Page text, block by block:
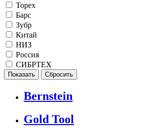
Topex
Барс
Зубр
Китай
НИЗ
Россия
СИБРТЕХ
Bernstein
Gold Tool